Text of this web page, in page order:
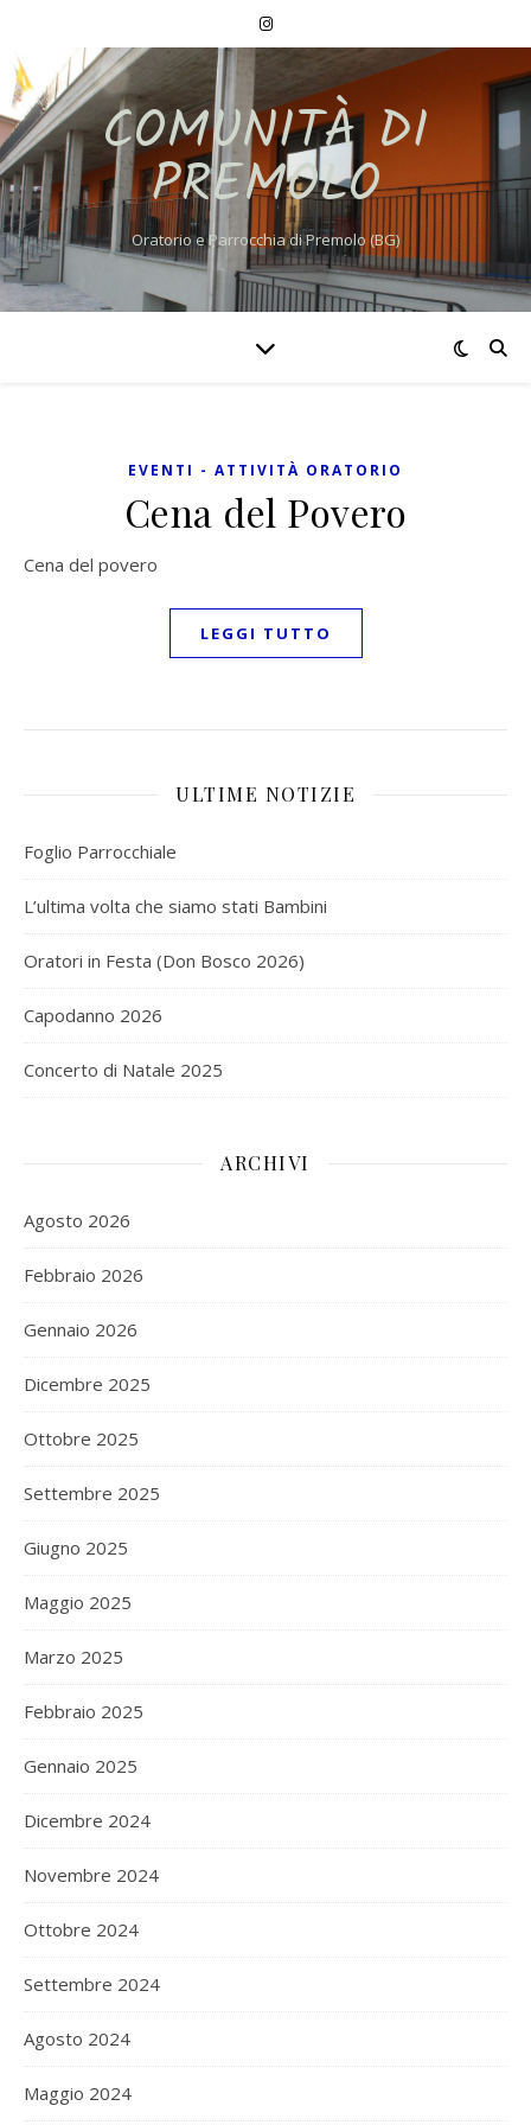
COMUNITÀ DI
PREMOLO
Oratorio e Parrocchia di Premolo (BG)
EVENTI - ATTIVITÀ ORATORIO
Cena del Povero
Cena del povero
LEGGI TUTTO
ULTIME NOTIZIE
Foglio Parrocchiale
L’ultima volta che siamo stati Bambini
Oratori in Festa (Don Bosco 2026)
Capodanno 2026
Concerto di Natale 2025
ARCHIVI
Agosto 2026
Febbraio 2026
Gennaio 2026
Dicembre 2025
Ottobre 2025
Settembre 2025
Giugno 2025
Maggio 2025
Marzo 2025
Febbraio 2025
Gennaio 2025
Dicembre 2024
Novembre 2024
Ottobre 2024
Settembre 2024
Agosto 2024
Maggio 2024